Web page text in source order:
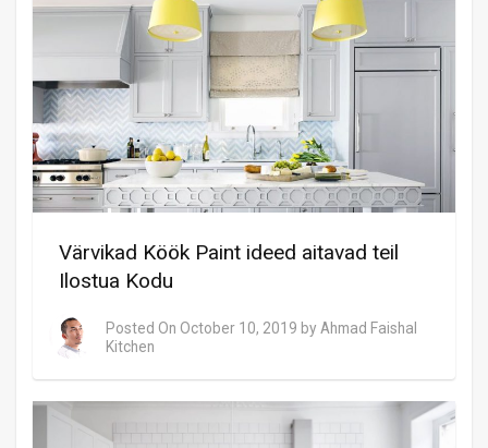
Värvikad Köök Paint ideed aitavad teil
Ilostua Kodu
Posted On October 10, 2019 by Ahmad Faishal
Kitchen